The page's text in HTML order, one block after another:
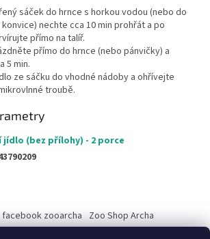
sáček do hrnce s horkou vodou (nebo do
nechte cca 10 min prohřát a po
přímo na talíř.
přímo do hrnce (nebo pánvičky) a
5 min.
ze sáčku do vhodné nádoby a ohřívejte
troubě.
jídlo (bez přílohy) - 2 porce
facebook zooarcha Zoo Shop Archa